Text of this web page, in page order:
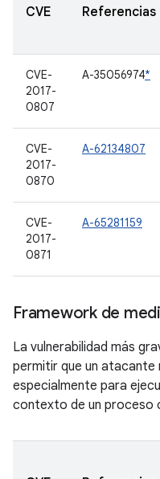
CVE Referencias
CVE-
2017-
0807
A-35056974*
CVE-
2017-
0870
A-62134807
CVE-
2017-
0871
A-65281159
Framework de
La vulnerabilidad más
permitir que un
especialmente para
contexto de un proceso